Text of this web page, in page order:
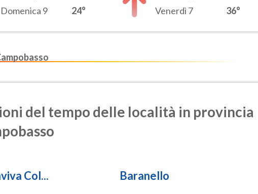
Domenica 9 24° Venerdì 7 36°
del tempo delle località in provincia
Col... Baranello